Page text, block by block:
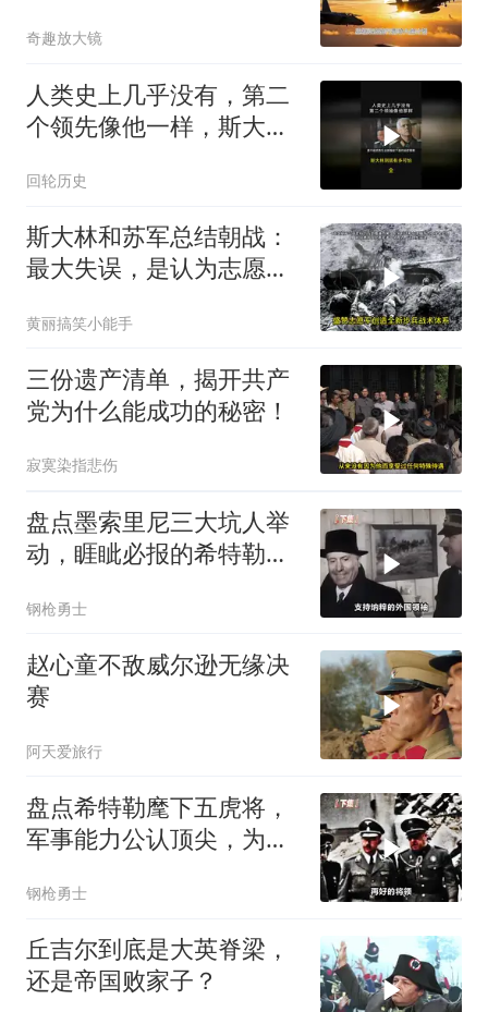
奇趣放大镜
人类史上几乎没有，第二
个领先像他一样，斯大林
回轮历史
斯大林和苏军总结朝战：
最大失误，是认为志愿军
黄丽搞笑小能手
三份遗产清单，揭开共产
党为什么能成功的秘密！
寂寞染指悲伤
盘点墨索里尼三大坑人举
动，睚眦必报的希特勒，
钢枪勇士
赵心童不敌威尔逊无缘决
赛
阿天爱旅行
盘点希特勒麾下五虎将，
军事能力公认顶尖，为何
钢枪勇士
丘吉尔到底是大英脊梁，
还是帝国败家子？